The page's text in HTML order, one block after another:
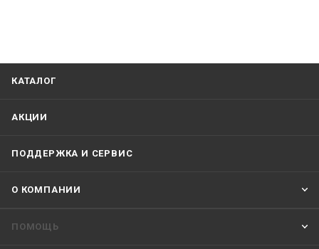
КАТАЛОГ
АКЦИИ
ПОДДЕРЖКА И СЕРВИС
О КОМПАНИИ
ПОМОЩЬ